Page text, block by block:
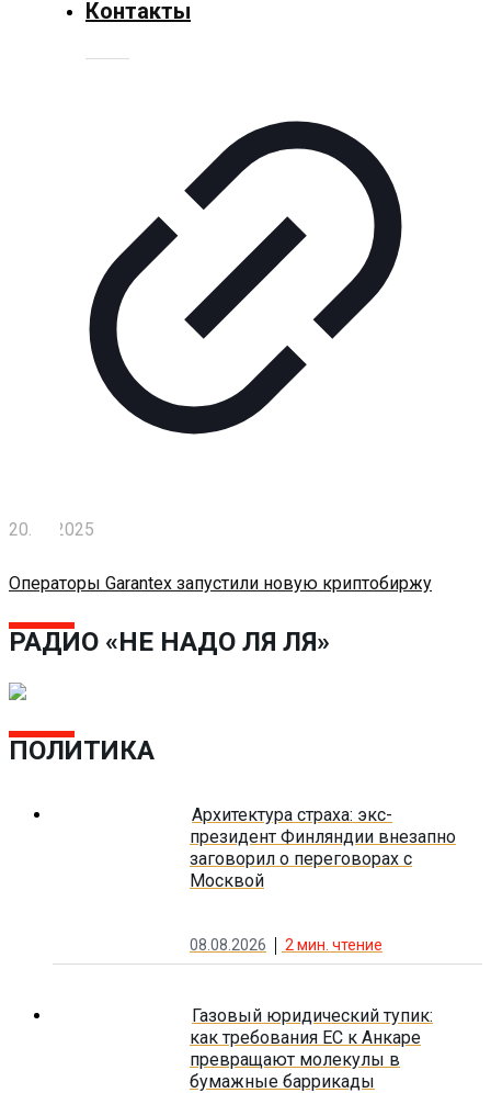
Технологии
читателя
Блокчейн
О
нас
Помощь
проекту
Контакты
20.03.2025
Операторы Garantex запустили новую криптобиржу
РАДИО «НЕ НАДО ЛЯ ЛЯ»
ПОЛИТИКА
Архитектура страха: экс-
президент Финляндии внезапно
заговорил о переговорах с
Москвой
08.08.2026 2 мин. чтение
Газовый юридический тупик:
как требования ЕС к Анкаре
превращают молекулы в
бумажные баррикады